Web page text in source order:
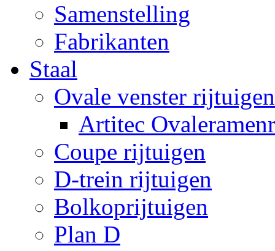
Samenstelling
Fabrikanten
Staal
Ovale venster rijtuigen
Artitec
Coupe rijtuigen
D-trein rijtuigen
Bolkoprijtuigen
Plan D